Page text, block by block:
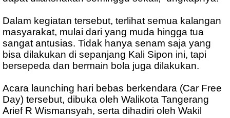
Dalam kegiatan tersebut, terlihat semua kalangan
masyarakat, mulai dari yang muda hingga tua
sangat antusias. Tidak hanya senam saja yang
bisa dilakukan di sepanjang Kali Sipon ini, tapi
bersepeda dan bermain bola juga dilakukan.
Acara launching hari bebas berkendara (Car Free
Day) tersebut, dibuka oleh Walikota Tangerang
Arief R Wismansyah, serta dihadiri oleh Wakil